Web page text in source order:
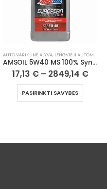
AUTO ANTIFRIZAS, AUŠINIMO SKYSTIS,LENGVIEJI AUTOMOBILIAI
AMSOIL Powersports Antifreeze & Coolant | 1 qt
13,85€
Į KREPŠELĮ